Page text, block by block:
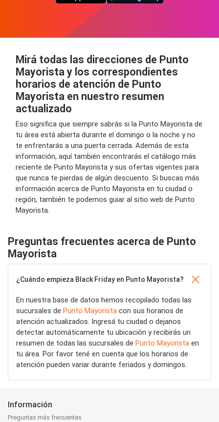
Mirá todas las direcciones de Punto
Mayorista y los correspondientes
horarios de atención de Punto
Mayorista en nuestro resumen
actualizado
Eso significa que siempre sabrás si la Punto Mayorista de
tu área está abierta durante el domingo o la noche y no
te enfrentarás a una puerta cerrada. Además de esta
información, aquí también encontrarás el catálogo más
reciente de Punto Mayorista y sus ofertas vigentes para
que nunca te pierdas de algún descuento. Si buscas más
información acerca de Punto Mayorista en tu ciudad o
región, también te podemos guiar al sitio web de Punto
Mayorista.
Preguntas frecuentes acerca de Punto
Mayorista
¿Cuándo empieza Black Friday en Punto Mayorista?
En nuestra base de datos hemos recopilado todas las
sucursales de Punto Mayorista con sus horarios de
atención actualizados. Ingresá tu ciudad o dejanos
detectar automáticamente tu ubicación y recibirás un
resumen de todas las sucursales de Punto Mayorista en
tu área. Por favor tené en cuenta que los horarios de
atención pueden variar durante feriados y domingos.
Información
Preguntas más frecuentes